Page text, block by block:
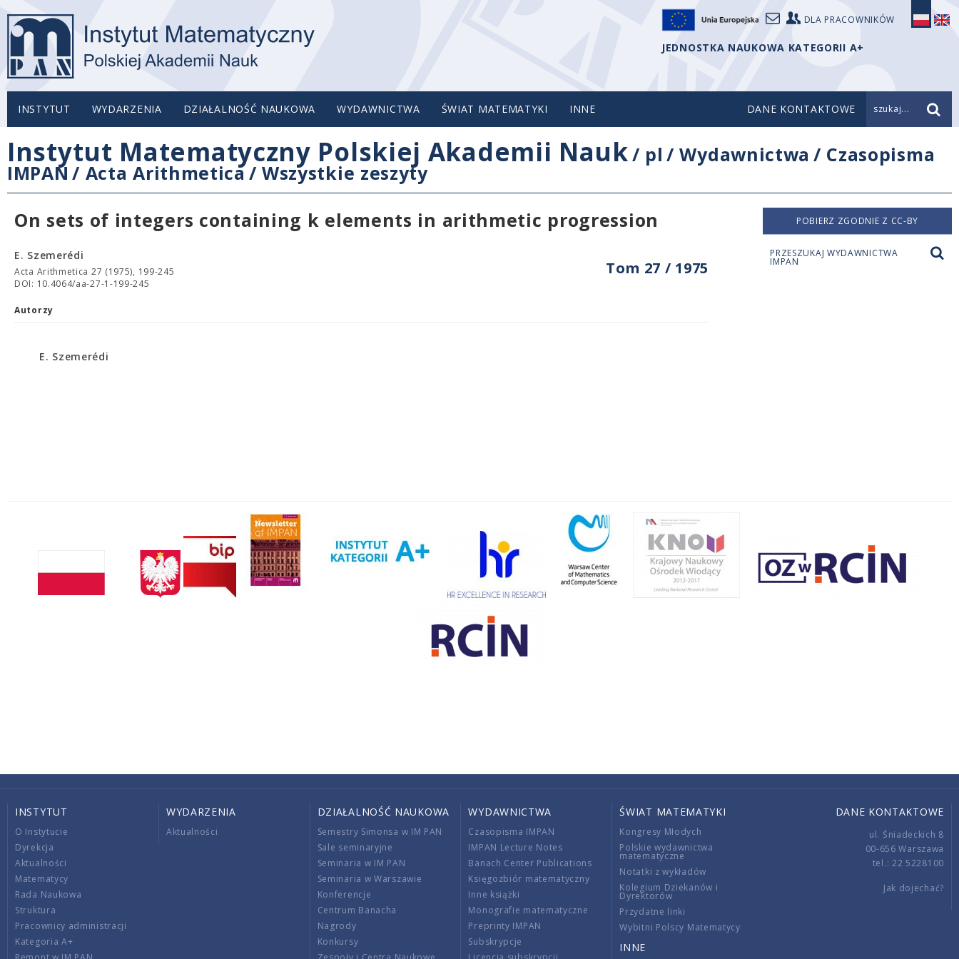
DLA PRACOWNIKÓW
JEDNOSTKA NAUKOWA KATEGORII A+
INSTYTUT WYDARZENIA DZIAŁALNOŚĆ NAUKOWA WYDAWNICTWA ŚWIAT MATEMATYKI INNE DANE KONTAKTOWE szukaj...
Instytut Matematyczny Polskiej Akademii Nauk/ pl /Wydawnictwa / Czasopisma
IMPAN / Acta Arithmetica/ Wszystkie zeszyty
On sets of integers containing k elements in arithmetic progression
Tom 27 / 1975
E. Szemerédi
Acta Arithmetica 27 (1975), 199-245
DOI: 10.4064/aa-27-1-199-245
Autorzy
E. Szemerédi
POBIERZ ZGODNIE Z CC-BY
PRZESZUKAJ WYDAWNICTWA
IMPAN
INSTYTUT
O Instytucie
Dyrekcja
Aktualności
Matematycy
Rada Naukowa
Struktura
Pracownicy administracji
Kategoria A+
WYDARZENIA
Aktualności
DZIAŁALNOŚĆ NAUKOWA
Semestry Simonsa w IM PAN
Sale seminaryjne
Seminaria w IM PAN
Seminaria w Warszawie
Konferencje
Centrum Banacha
Nagrody
Konkursy
WYDAWNICTWA
Czasopisma IMPAN
IMPAN Lecture Notes
Banach Center Publications
Księgozbiór matematyczny
Inne książki
Monografie matematyczne
Preprinty IMPAN
Subskrypcje
ŚWIAT MATEMATYKI
Kongresy Młodych
Polskie wydawnictwa
matematyczne
Notatki z wykładów
Kolegium Dziekanów i
Dyrektorów
Przydatne linki
Wybitni Polscy Matematycy
INNE
DANE KONTAKTOWE
ul. Śniadeckich 8
00-656 Warszawa
tel.: 22 5228100
Jak dojechać?